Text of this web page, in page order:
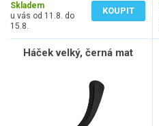
Skladem
u vás od 11.8. do
15.8.
KOUPIT
Háček velký, černá mat